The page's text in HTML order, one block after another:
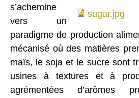
sugar.jpg
s’achemine
vers un
paradigme de production
mécanisé où des matières
maïs, le soja et le sucre sont
usines à textures et à
agrémentées d’arômes